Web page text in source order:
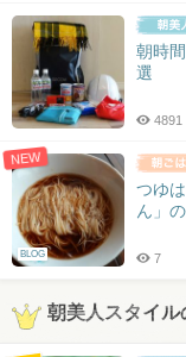
朝時
選
4891
NEW
BLOG
つゆ
ん」
7
朝美人スタイ